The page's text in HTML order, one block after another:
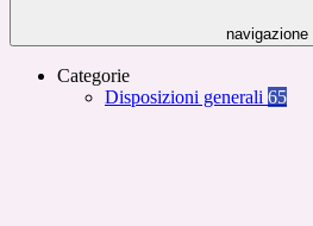
navigazione
Categorie
Disposizioni generali 65